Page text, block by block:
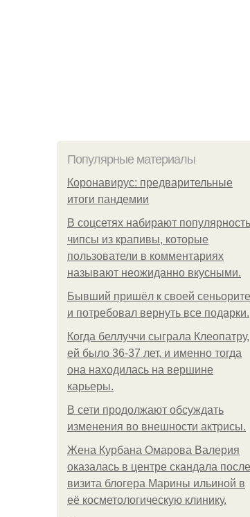
Популярные материалы
Коронавирус: предварительные
итоги пандемии
В соцсетях набирают популярность
чипсы из крапивы, которые
пользователи в комментариях
называют неожиданно вкусными.
Бывший пришёл к своей сеньорите
и потребовал вернуть все подарки.
Когда беллуччи сыграла Клеопатру,
ей было 36-37 лет, и именно тогда
она находилась на вершине
карьеры.
В сети продолжают обсуждать
изменения во внешности актрисы.
Жена Курбана Омарова Валерия
оказалась в центре скандала после
визита блогера Марины ильиной в
её косметологическую клинику.